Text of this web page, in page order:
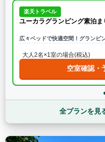
楽天トラベル
ユーカラグランピング素泊
広々ベッドで快適空間！グランピ
大人2名×1室の場合(税込)
空室確認・
全プランを見